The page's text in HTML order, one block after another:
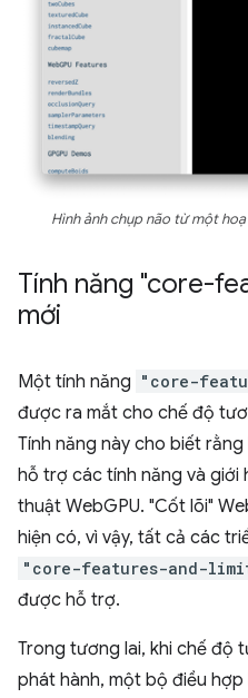
Hình ảnh chụp não từ một
Tính năng "core-
mới
Một tính năng "core-
được ra mắt cho chế độ
Tính năng này cho biết
hỗ trợ các tính năng và giới
thuật WebGPU. "Cốt lõi"
hiện có, vì vậy, tất cả các
"core-features-and-
được hỗ trợ.
Trong tương lai, khi chế độ
phát hành, một bộ điều